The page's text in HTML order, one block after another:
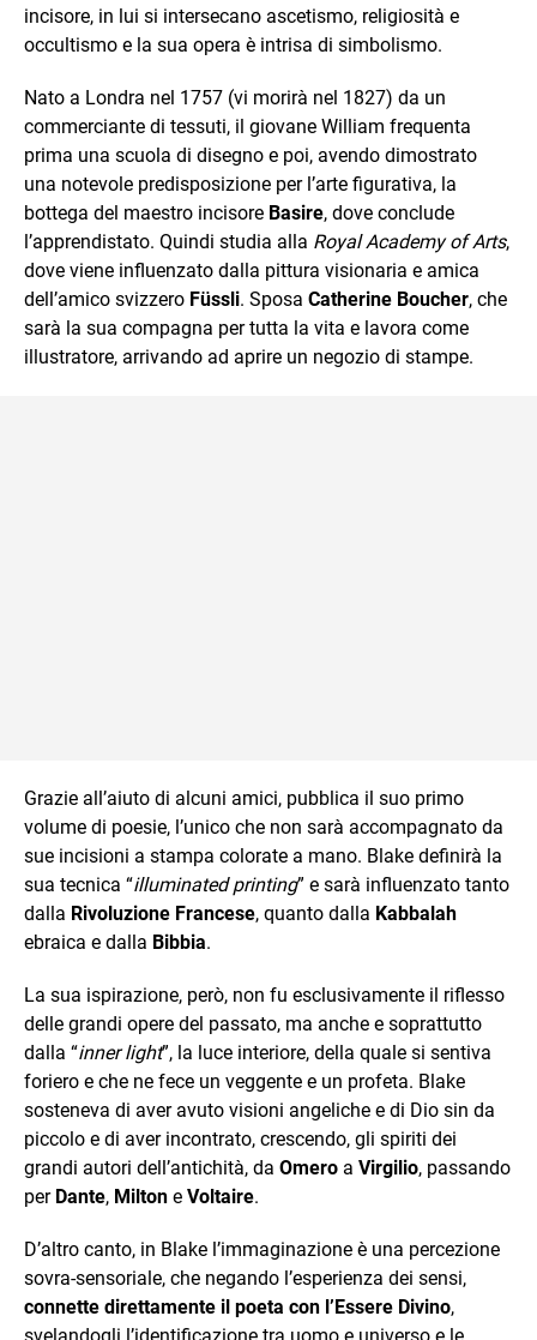
incisore, in lui si intersecano ascetismo, religiosità e
occultismo e la sua opera è intrisa di simbolismo.
Nato a Londra nel 1757 (vi morirà nel 1827) da un
commerciante di tessuti, il giovane William frequenta
prima una scuola di disegno e poi, avendo dimostrato
una notevole predisposizione per l’arte figurativa, la
bottega del maestro incisore Basire, dove conclude
l’apprendistato. Quindi studia alla Royal Academy of Arts,
dove viene influenzato dalla pittura visionaria e amica
dell’amico svizzero Füssli. Sposa Catherine Boucher, che
sarà la sua compagna per tutta la vita e lavora come
illustratore, arrivando ad aprire un negozio di stampe.
Grazie all’aiuto di alcuni amici, pubblica il suo primo
volume di poesie, l’unico che non sarà accompagnato da
sue incisioni a stampa colorate a mano. Blake definirà la
sua tecnica “illuminated printing” e sarà influenzato tanto
dalla Rivoluzione Francese, quanto dalla Kabbalah
ebraica e dalla Bibbia.
La sua ispirazione, però, non fu esclusivamente il riflesso
delle grandi opere del passato, ma anche e soprattutto
dalla “inner light”, la luce interiore, della quale si sentiva
foriero e che ne fece un veggente e un profeta. Blake
sosteneva di aver avuto visioni angeliche e di Dio sin da
piccolo e di aver incontrato, crescendo, gli spiriti dei
grandi autori dell’antichità, da Omero a Virgilio, passando
per Dante, Milton e Voltaire.
D’altro canto, in Blake l’immaginazione è una percezione
sovra-sensoriale, che negando l’esperienza dei sensi,
connette direttamente il poeta con l’Essere Divino,